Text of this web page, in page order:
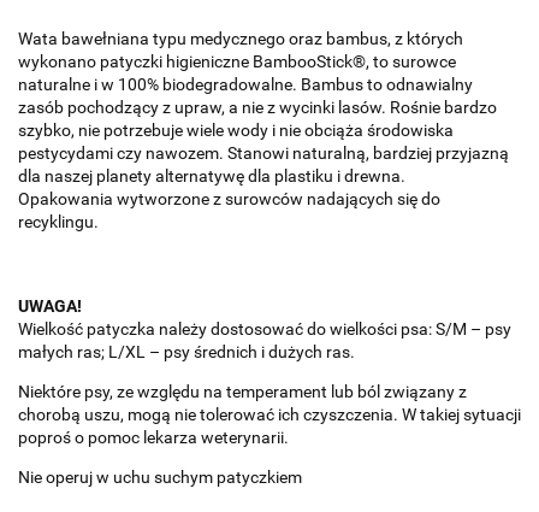
Wata bawełniana typu medycznego oraz bambus, z których
wykonano patyczki higieniczne BambooStick®, to surowce
naturalne i w 100% biodegradowalne. Bambus to odnawialny
zasób pochodzący z upraw, a nie z wycinki lasów. Rośnie bardzo
szybko, nie potrzebuje wiele wody i nie obciąża środowiska
pestycydami czy nawozem. Stanowi naturalną, bardziej przyjazną
dla naszej planety alternatywę dla plastiku i drewna.
Opakowania wytworzone z surowców nadających się do
recyklingu.
UWAGA!
Wielkość patyczka należy dostosować do wielkości psa: S/M – psy
małych ras; L/XL – psy średnich i dużych ras.
Niektóre psy, ze względu na temperament lub ból związany z
chorobą uszu, mogą nie tolerować ich czyszczenia. W takiej sytuacji
poproś o pomoc lekarza weterynarii.
Nie operuj w uchu suchym patyczkiem